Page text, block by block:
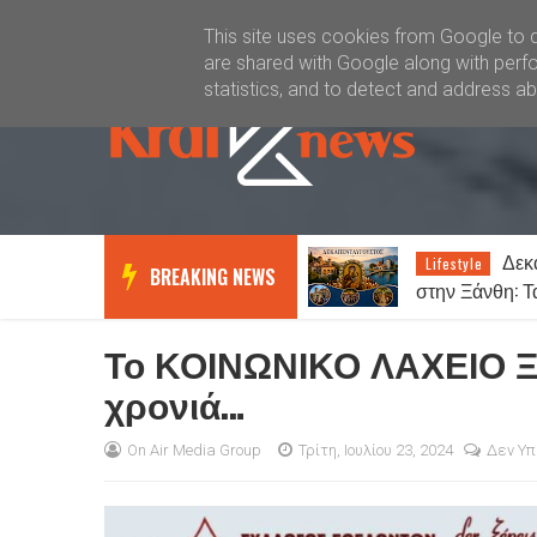
Καλώς ήλθατε Kral News
BREAKING NEWS
ΑΟ Ξάνθη: Παραίτηση
Δημήτρη Βούλκου από το Δ.Σ. –
Οι αντικαταστάτες του
Lifestyle
στην Ξάνθη:
Το ΚΟΙΝΩΝΙΚΟ ΛΑΧΕΙΟ
χρονιά…
On Air Media Group Τρίτη, Ιουλίου 23, 2024 Δεν
This site uses cookies from Google to
are shared with Google along with
statistics, and to detect and address